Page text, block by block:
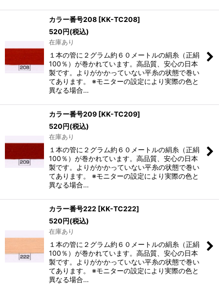
カラー番号208 [KK-TC208]
520円(税込)
在庫あり
１本の管に２グラム約６０メートルの絹糸（正絹
100％）が巻かれています。高品質、安心の日本
製です。よりがかかっていない平糸の状態で巻い
てあります。 ※モニターの設定により実際の色と
異なる場合…
カラー番号209 [KK-TC209]
520円(税込)
在庫あり
１本の管に２グラム約６０メートルの絹糸（正絹
100％）が巻かれています。高品質、安心の日本
製です。よりがかかっていない平糸の状態で巻い
てあります。 ※モニターの設定により実際の色と
異なる場合…
カラー番号222 [KK-TC222]
520円(税込)
在庫あり
１本の管に２グラム約６０メートルの絹糸（正絹
100％）が巻かれています。高品質、安心の日本
製です。よりがかかっていない平糸の状態で巻い
てあります。 ※モニターの設定により実際の色と
異なる場合…